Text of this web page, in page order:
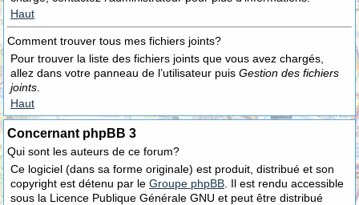
Haut
Comment trouver tous mes fichiers joints?
Pour trouver la liste des fichiers joints que vous avez chargés,
allez dans votre panneau de l’utilisateur puis Gestion des fichiers
joints
Haut
Concernant phpBB 3
Qui sont les auteurs de ce forum?
Ce logiciel (dans sa forme originale) est produit, distribué et son
copyright est détenu par le Groupe phpBB . Il est rendu accessible
sous la Licence Publique Générale GNU et peut être distribué